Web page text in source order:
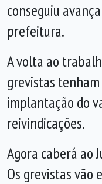
conseguiu
prefeitura.
A volta ao
grevistas
implantação do
reivindicações.
Agora caberá ao
Os grevistas vão